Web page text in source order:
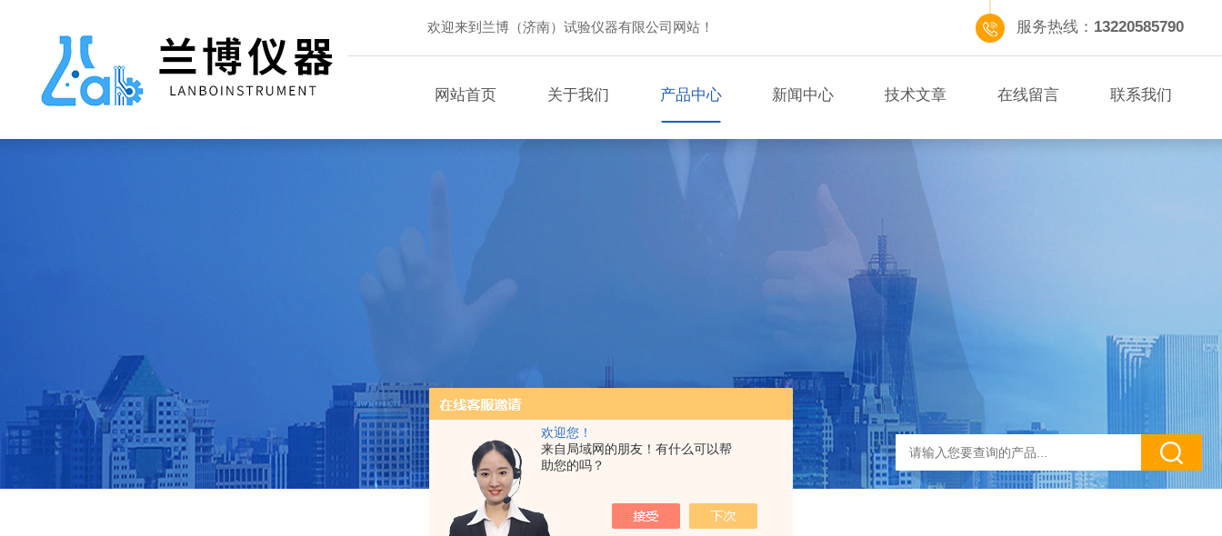
欢迎您！
来自局域网的朋友！有什么可以帮
助您的吗？
欢迎来到兰博（济南）试验仪器有限公司网站！ 服务热线： 13220585790
网站首页 关于我们 产品中心 新闻中心 技术文章 在线留言 联系我们